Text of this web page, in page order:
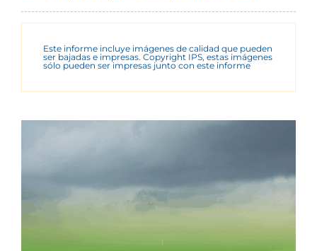
Este informe incluye imágenes de calidad que pueden
ser bajadas e impresas. Copyright IPS, estas imágenes
sólo pueden ser impresas junto con este informe